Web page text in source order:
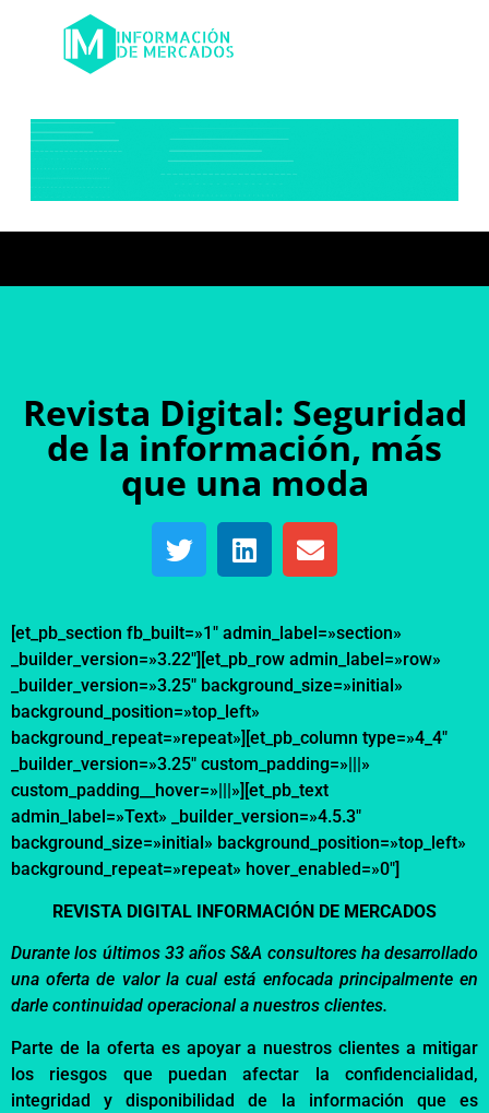
Revista Digital: Seguridad
de la información, más
que una moda
[et_pb_section fb_built=»1″ admin_label=»section»
_builder_version=»3.22″][et_pb_row admin_label=»row»
_builder_version=»3.25″ background_size=»initial»
background_position=»top_left»
background_repeat=»repeat»][et_pb_column type=»4_4″
_builder_version=»3.25″ custom_padding=»|||»
custom_padding__hover=»|||»][et_pb_text
admin_label=»Text» _builder_version=»4.5.3″
background_size=»initial» background_position=»top_left»
background_repeat=»repeat» hover_enabled=»0″]
REVISTA DIGITAL INFORMACIÓN DE MERCADOS
Durante los últimos 33 años S&A consultores ha desarrollado
una oferta de valor la cual está enfocada principalmente en
darle continuidad operacional a nuestros clientes.
Parte de la oferta es apoyar a nuestros clientes a mitigar
los riesgos que puedan afectar la confidencialidad,
integridad y disponibilidad de la información que es